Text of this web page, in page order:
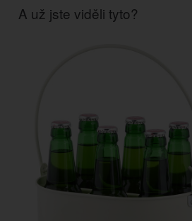
A už jste viděli tyto?